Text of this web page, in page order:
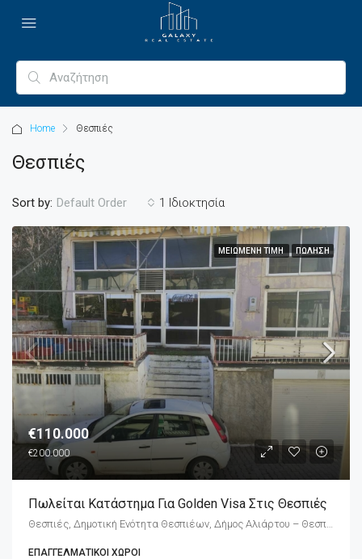
Home Θεσπιές
Θεσπιές
1 Ιδιοκτησία
Sort by: Default Order
ΜΕΙΩΜΈΝΗ ΤΙΜΉ ΠΏΛΗΣΗ
€110.000
€200.000
Πωλείται Κατάστημα Για Golden Visa Στις Θεσπιές
ΕΠΑΓΓΕΛΜΑΤΙΚΟΊ ΧΏΡΟΙ